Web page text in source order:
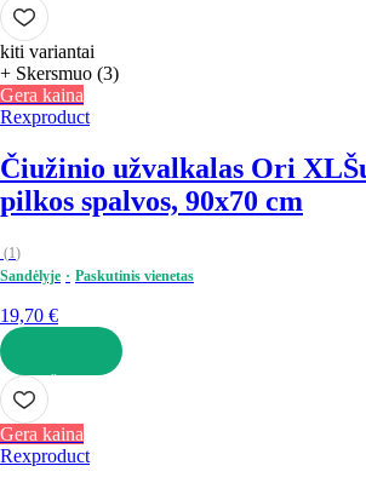
kiti variantai
+ Skersmuo (3)
Gera kaina
Rexproduct
Čiužinio užvalkalas Ori XL
pilkos spalvos, 90x70 cm
(1)
Sandėlyje
Paskutinis vienetas
19,70 €
Į KREPŠELĮ
Gera kaina
Rexproduct